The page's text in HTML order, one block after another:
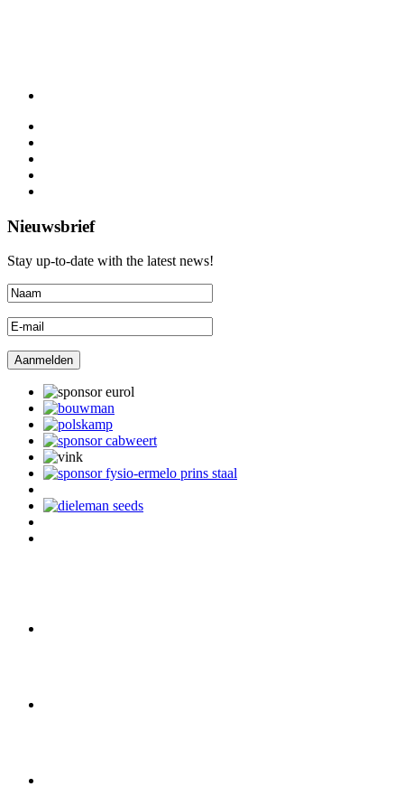
Nieuwsbrief
Stay up-to-date with the latest news!